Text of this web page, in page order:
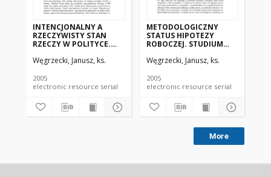
INTENCJONALNY A
RZECZYWISTY STAN
RZECZY W POLITYCE.
NIEDOSZŁEJ KOALICJI
2005 ROKU W ASPEKCIE
METODOLOGICZNYM
Węgrzecki, Janusz, ks.
2005
electronic resource serial
METODOLOGICZNY
STATUS HIPOTEZY
ROBOCZEJ. STUDIUM
KOŚCIELE KATOLICKIM
PRZEMOCY WOBEC
KOBIET
Węgrzecki, Janusz, ks.
2005
electronic resource serial
More